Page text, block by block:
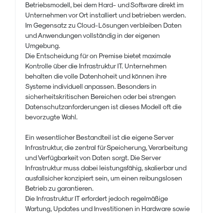
Betriebsmodell, bei dem Hard- und Software direkt im
Unternehmen vor Ort installiert und betrieben werden.
Im Gegensatz zu Cloud-Lösungen verbleiben Daten
und Anwendungen vollständig in der eigenen
Umgebung.
Die Entscheidung für on Premise bietet maximale
Kontrolle über die Infrastruktur IT. Unternehmen
behalten die volle Datenhoheit und können ihre
Systeme individuell anpassen. Besonders in
sicherheitskritischen Bereichen oder bei strengen
Datenschutzanforderungen ist dieses Modell oft die
bevorzugte Wahl.
Ein wesentlicher Bestandteil ist die eigene Server
Infrastruktur, die zentral für Speicherung, Verarbeitung
und Verfügbarkeit von Daten sorgt. Die Server
Infrastruktur muss dabei leistungsfähig, skalierbar und
ausfallsicher konzipiert sein, um einen reibungslosen
Betrieb zu garantieren.
Die Infrastruktur IT erfordert jedoch regelmäßige
Wartung, Updates und Investitionen in Hardware sowie